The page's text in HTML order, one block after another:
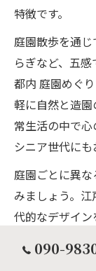
特徴です。
庭園散歩を通
らぎなど、五感
都内 庭園めぐ
軽に自然と造
常生活の中で心
シニア世代にも
庭園ごとに異な
みましょう。江
代的なデザイ
らではの多様
す。
090-